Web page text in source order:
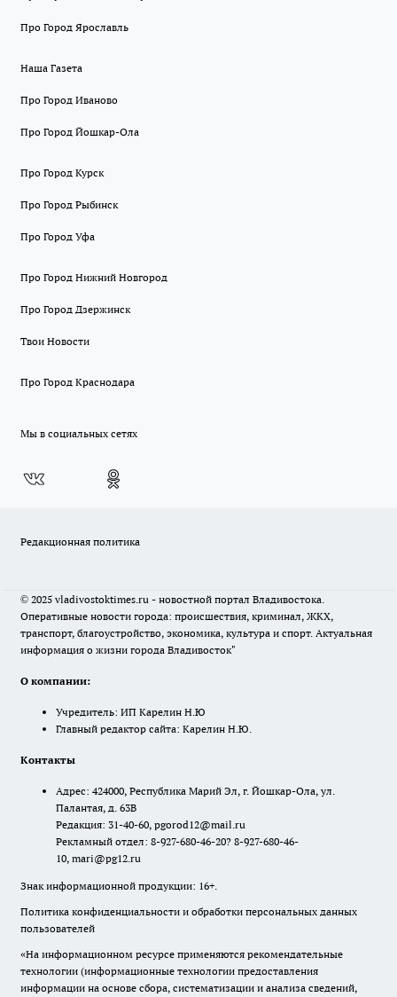
Про Город Ярославль
Наша Газета
Про Город Иваново
Про Город Йошкар-Ола
Про Город Курск
Про Город Рыбинск
Про Город Уфа
Про Город Нижний Новгород
Про Город Дзержинск
Твои Новости
Про Город Краснодара
Мы в социальных сетях
Редакционная политика
© 2025 vladivostoktimes.ru - новостной портал Владивостока.
Оперативные новости города: происшествия, криминал, ЖКХ,
транспорт, благоустройство, экономика, культура и спорт. Актуальная
информация о жизни города Владивосток"
О компании:
Учредитель: ИП Карелин Н.Ю
Главный редактор сайта: Карелин Н.Ю.
Контакты
Адрес: 424000, Республика Марий Эл, г. Йошкар-Ола, ул.
Палантая, д. 63В
Редакция: 31-40-60, pgorod12@mail.ru
Рекламный отдел: 8-927-680-46-20? 8-927-680-46-
10, mari@pg12.ru
Знак информационной продукции: 16+.
Политика конфиденциальности и обработки персональных данных
пользователей
«На информационном ресурсе применяются рекомендательные
технологии (информационные технологии предоставления
информации на основе сбора, систематизации и анализа сведений,